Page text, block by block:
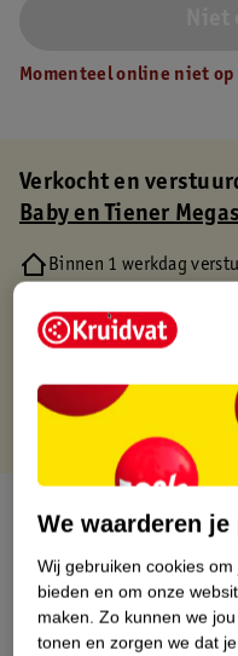
Momenteel online niet op
Verkocht en
Baby en Tiener
Binnen 1 werkdag
Gratis retourneren via
Gratis punten met je
Over dit product
Productinformatie
Nature Impact Score
We waarderen
Wij gebruiken cookies
bieden en om onze
maken. Zo kunnen we
tonen en zorgen we dat